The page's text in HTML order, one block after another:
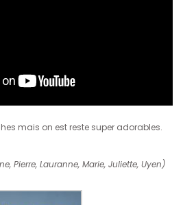
mais on est reste super adorables.
Pierre, Lauranne, Marie, Juliette, Uyen)